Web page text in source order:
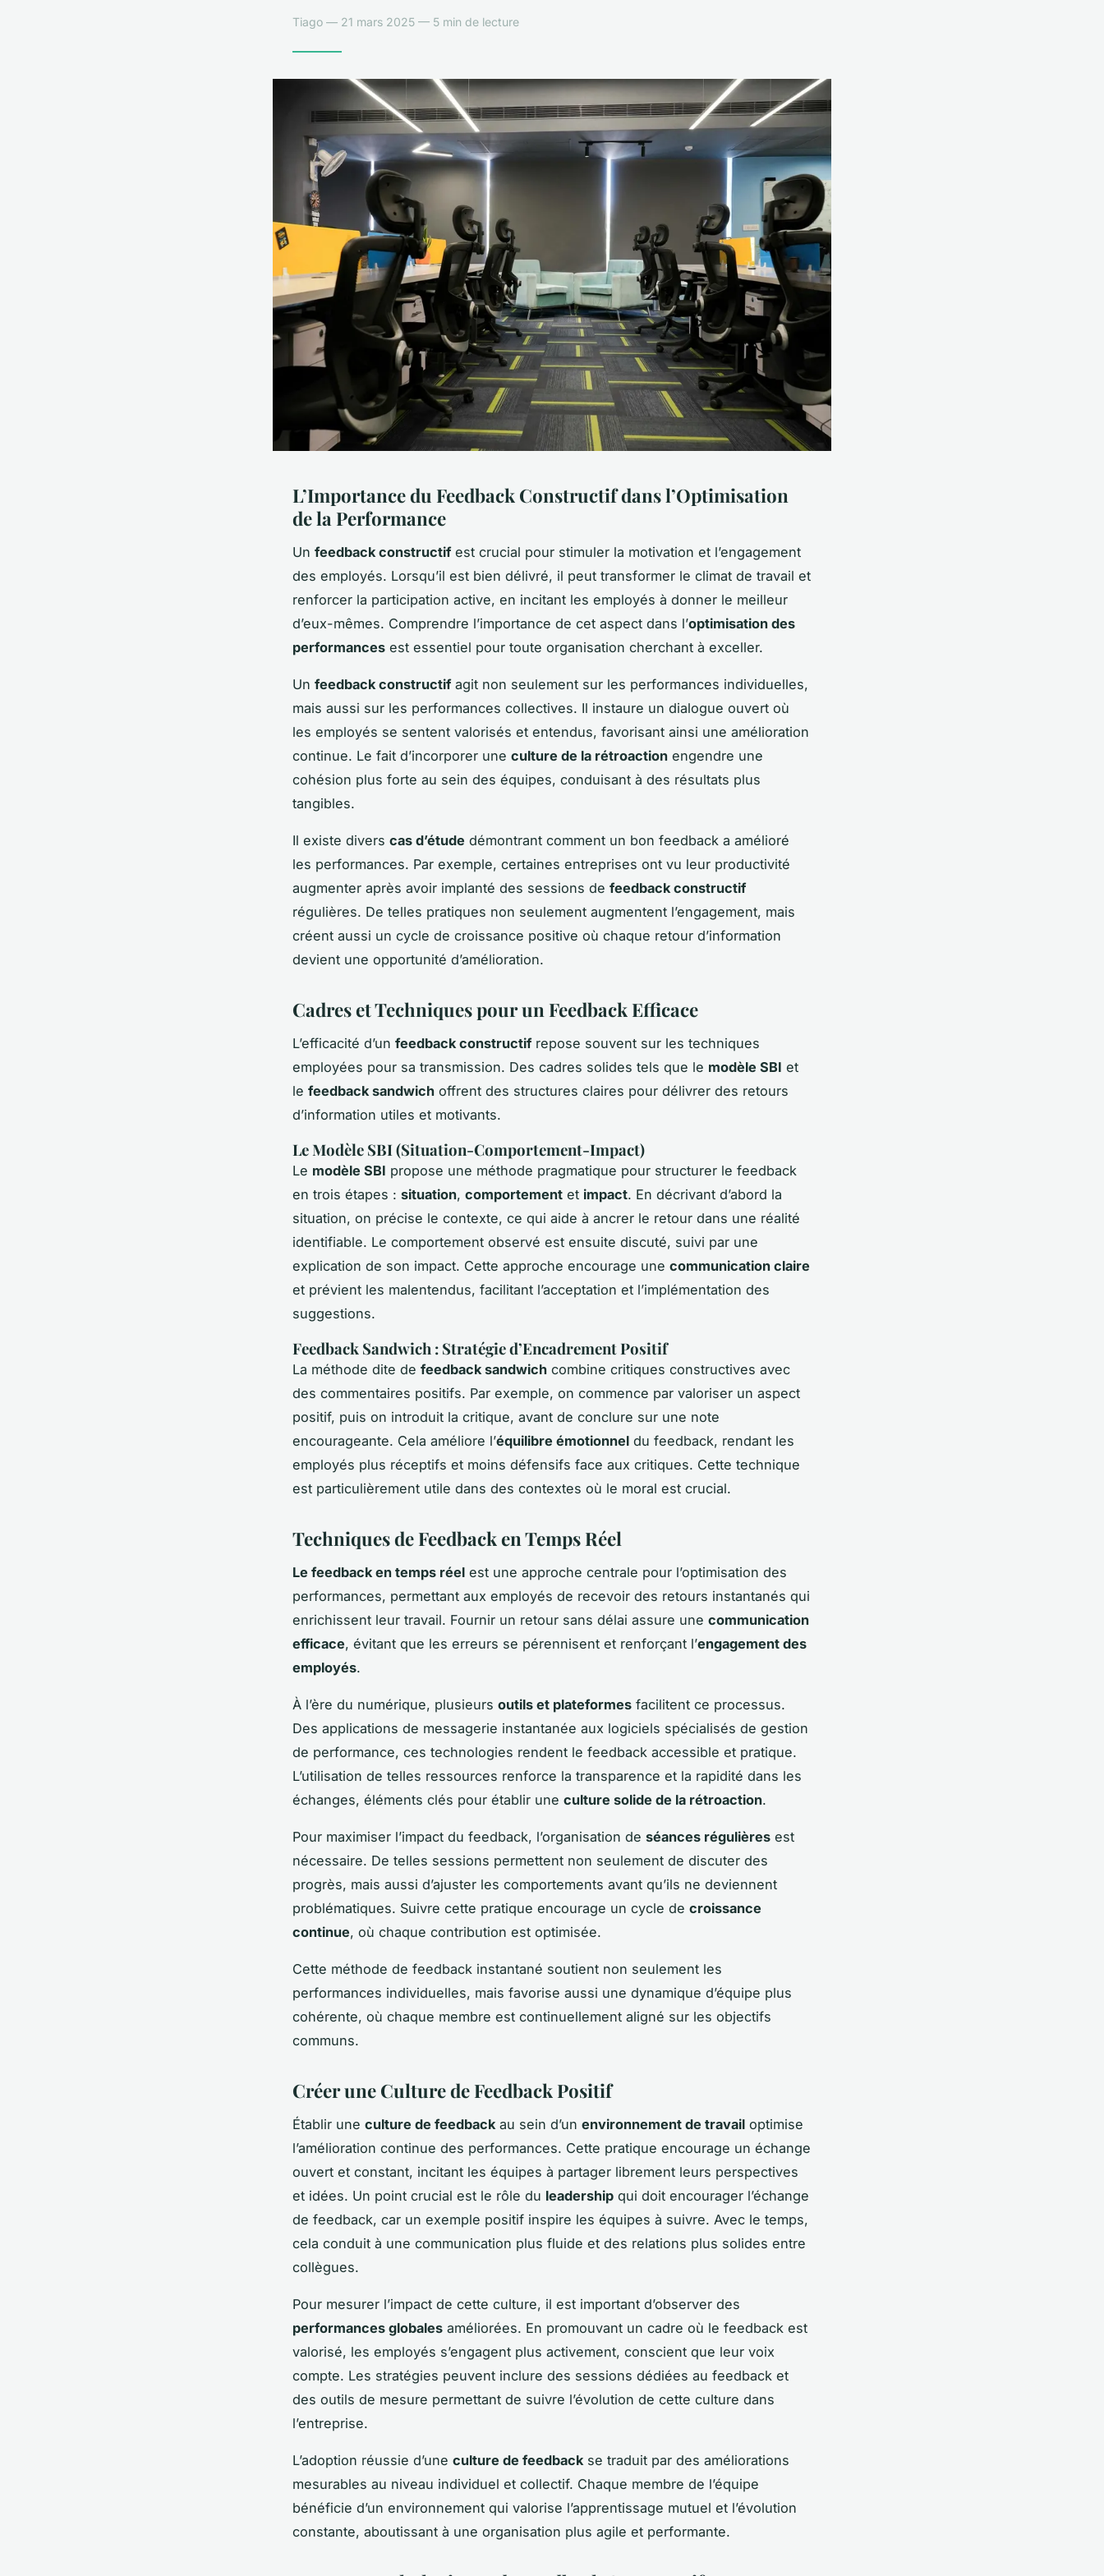
Tiago — 21 mars 2025 — 5 min de lecture
L’Importance du Feedback Constructif dans l’Optimisation
de la Performance
Un feedback constructifest crucial pour stimuler la motivation et l’engagement
des employés. Lorsqu’il est bien délivré, il peut transformer le climat de travail et
renforcer la participation active, en incitant les employés à donner le meilleur
d’eux-mêmes. Comprendre l’importance de cet aspect dans l’optimisation des
performances est essentiel pour toute organisation cherchant à exceller.
Un feedback constructifagit non seulement sur les performances individuelles,
mais aussi sur les performances collectives. Il instaure un dialogue ouvert où
les employés se sentent valorisés et entendus, favorisant ainsi une amélioration
continue. Le fait d’incorporer une culture de la rétroaction engendre une
cohésion plus forte au sein des équipes, conduisant à des résultats plus
tangibles.
Il existe divers cas d’étude démontrant comment un bon feedback a amélioré
les performances. Par exemple, certaines entreprises ont vu leur productivité
augmenter après avoir implanté des sessions de feedback constructif
régulières. De telles pratiques non seulement augmentent l’engagement, mais
créent aussi un cycle de croissance positive où chaque retour d’information
devient une opportunité d’amélioration.
Cadres et Techniques pour un Feedback Efficace
L’efficacité d’un feedback constructifrepose souvent sur les techniques
employées pour sa transmission. Des cadres solides tels que le modèle SBI et
le feedback sandwich offrent des structures claires pour délivrer des retours
d’information utiles et motivants.
Le Modèle SBI (Situation-Comportement-Impact)
Le modèle SBI propose une méthode pragmatique pour structurer le feedback
en trois étapes : situation, comportement et impact. En décrivant d’abord la
situation, on précise le contexte, ce qui aide à ancrer le retour dans une réalité
identifiable. Le comportement observé est ensuite discuté, suivi par une
explication de son impact. Cette approche encourage une communication claire
et prévient les malentendus, facilitant l’acceptation et l’implémentation des
suggestions.
Feedback Sandwich : Stratégie d’Encadrement Positif
La méthode dite de feedback sandwich combine critiques constructives avec
des commentaires positifs. Par exemple, on commence par valoriser un aspect
positif, puis on introduit la critique, avant de conclure sur une note
encourageante. Cela améliore l’équilibre émotionnel du feedback, rendant les
employés plus réceptifs et moins défensifs face aux critiques. Cette technique
est particulièrement utile dans des contextes où le moral est crucial.
Techniques de Feedback en Temps Réel
Le feedback en temps réel est une approche centrale pour l’optimisation des
performances, permettant aux employés de recevoir des retours instantanés qui
enrichissent leur travail. Fournir un retour sans délai assure une communication
efficace, évitant que les erreurs se pérennisent et renforçant l’engagement des
employés.
À l’ère du numérique, plusieurs outils et plateformes facilitent ce processus.
Des applications de messagerie instantanée aux logiciels spécialisés de gestion
de performance, ces technologies rendent le feedback accessible et pratique.
L’utilisation de telles ressources renforce la transparence et la rapidité dans les
échanges, éléments clés pour établir une culture solide de la rétroaction.
Pour maximiser l’impact du feedback, l’organisation de séances régulières est
nécessaire. De telles sessions permettent non seulement de discuter des
progrès, mais aussi d’ajuster les comportements avant qu’ils ne deviennent
problématiques. Suivre cette pratique encourage un cycle de croissance
continue, où chaque contribution est optimisée.
Cette méthode de feedback instantané soutient non seulement les
performances individuelles, mais favorise aussi une dynamique d’équipe plus
cohérente, où chaque membre est continuellement aligné sur les objectifs
communs.
Créer une Culture de Feedback Positif
Établir une culture de feedback au sein d’un environnement de travail optimise
l’amélioration continue des performances. Cette pratique encourage un échange
ouvert et constant, incitant les équipes à partager librement leurs perspectives
et idées. Un point crucial est le rôle du leadership qui doit encourager l’échange
de feedback, car un exemple positif inspire les équipes à suivre. Avec le temps,
cela conduit à une communication plus fluide et des relations plus solides entre
collègues.
Pour mesurer l’impact de cette culture, il est important d’observer des
performances globales améliorées. En promouvant un cadre où le feedback est
valorisé, les employés s’engagent plus activement, conscient que leur voix
compte. Les stratégies peuvent inclure des sessions dédiées au feedback et
des outils de mesure permettant de suivre l’évolution de cette culture dans
l’entreprise.
L’adoption réussie d’une culture de feedback se traduit par des améliorations
mesurables au niveau individuel et collectif. Chaque membre de l’équipe
bénéficie d’un environnement qui valorise l’apprentissage mutuel et l’évolution
constante, aboutissant à une organisation plus agile et performante.